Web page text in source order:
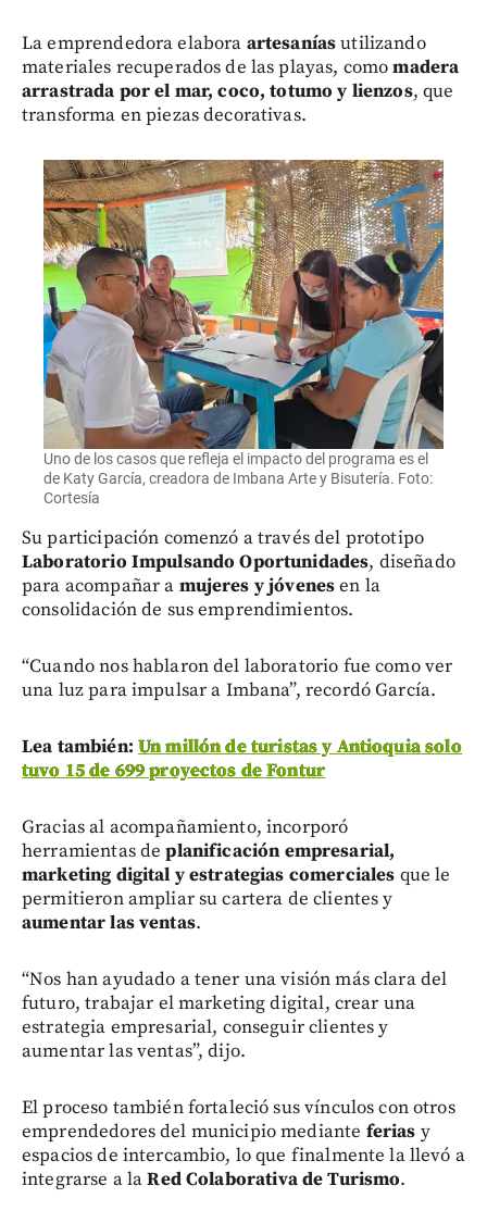
La emprendedora elabora artesaníasutilizando
materiales recuperados de las playas, comomadera
arrastrada por el mar, coco, totumo y lienzos, que
transforma en piezas decorativas.
Uno de los casos que refleja el impacto del programa es el
de Katy García, creadora de Imbana Arte y Bisutería. Foto:
Cortesía
Su participación comenzó a través del prototipo
Laboratorio Impulsando Oportunidades, diseñado
para acompañar a mujeres y jóvenesen la
consolidación de sus emprendimientos.
“Cuando nos hablaron del laboratorio fue como ver
una luz para impulsar a Imbana”, recordó García.
Lea también: Un millón de turistas y Antioquia solo
tuvo 15 de 699 proyectos de Fontur
Gracias al acompañamiento, incorporó
herramientas deplanificación empresarial,
marketing digital y estrategias comerciales que le
permitieron ampliar su cartera de clientes y
aumentar las ventas.
“Nos han ayudado a tener una visión más clara del
futuro, trabajar el marketing digital, crear una
estrategia empresarial, conseguir clientes y
aumentar las ventas”, dijo.
El proceso también fortaleció sus vínculos con otros
emprendedores del municipio mediante ferias y
espacios de intercambio, lo que finalmente la llevó a
integrarse a laRed Colaborativa de Turismo.